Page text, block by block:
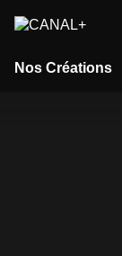
Nos Créations